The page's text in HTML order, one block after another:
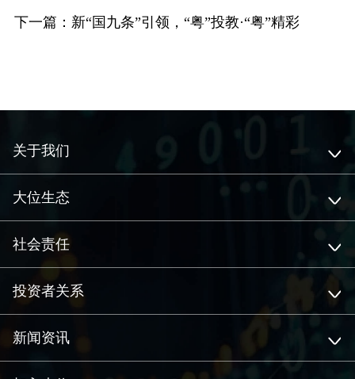
下一篇：新“国九条”引领，“粤”投教·“粤”精彩
关于我们
大位生态
社会责任
投资者关系
新闻资讯